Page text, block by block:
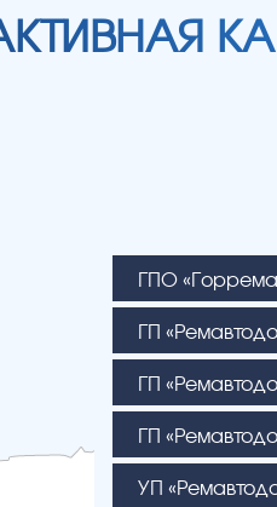
ГПО
ГП
ГП
ГП
УП